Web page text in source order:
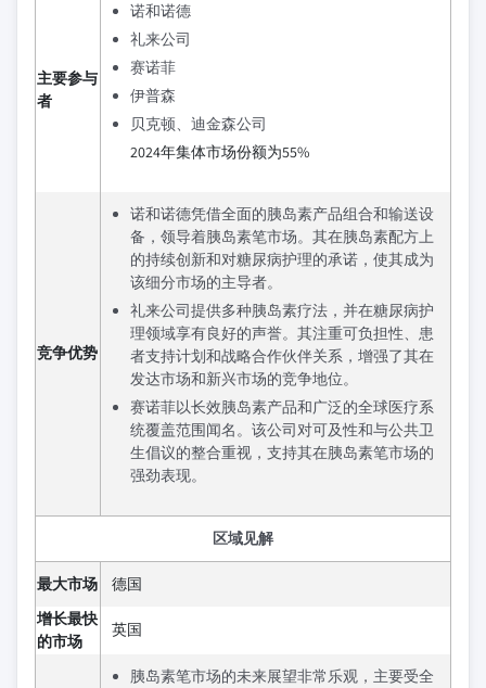
主要参与
者
诺和诺德
礼来公司
赛诺菲
伊普森
贝克顿、迪金森公司
2024年集体市场份额为55%
竞争优势
诺和诺德凭借全面的胰岛素产品组合和输送设
备，领导着胰岛素笔市场。其在胰岛素配方上
的持续创新和对糖尿病护理的承诺，使其成为
该细分市场的主导者。
礼来公司提供多种胰岛素疗法，并在糖尿病护
理领域享有良好的声誉。其注重可负担性、患
者支持计划和战略合作伙伴关系，增强了其在
发达市场和新兴市场的竞争地位。
赛诺菲以长效胰岛素产品和广泛的全球医疗系
统覆盖范围闻名。该公司对可及性和与公共卫
生倡议的整合重视，支持其在胰岛素笔市场的
强劲表现。
区域见解
最大市场
德国
增长最快
的市场
英国
胰岛素笔市场的未来展望非常乐观，主要受全